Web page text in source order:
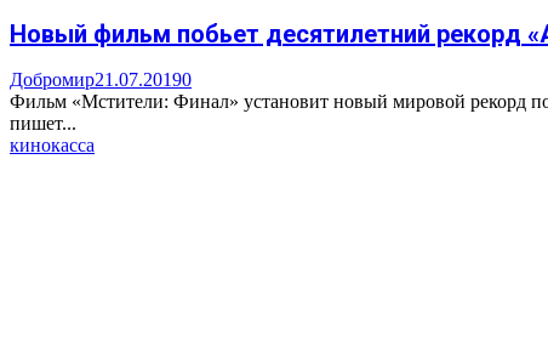
Новый фильм побьет десятилетний рекорд
Добромир21.07.20190
Фильм «Мстители: Финал» установит новый мировой рекорд
пишет...
кинокасса